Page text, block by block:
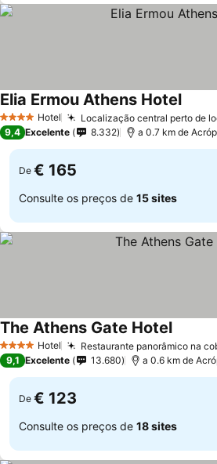
4 EstrelasHotel Localização central perto de
Elia Ermou Athens Hotel
9,4 Excelente 8.332 a 0.7 km de
De € 165
Consulte os preços de 15 sites
4 EstrelasHotel
The Athens Gate Hotel
9,1 Excelente 13.680 a 0.6 km de
De € 123
Consulte os preços de 18 sites